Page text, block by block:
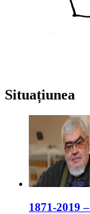
Situațiunea
1871-2019